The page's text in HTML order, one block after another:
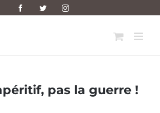
FacebookTwitter Instagram
pas la guerre !